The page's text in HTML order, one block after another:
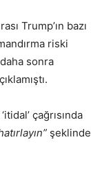
Trump’ın bazı
riski
sonra
çağrısında
şeklinde